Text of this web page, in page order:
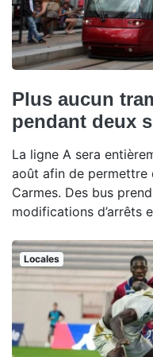
Plus aucun
pendant deux
La ligne A sera
août afin de permettre
Carmes. Des bus
modifications d’arrêts
Locales